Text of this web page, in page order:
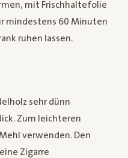
mit Frischhaltefolie
mindestens 60 Minuten
ruhen lassen.
sehr dünn
Zum leichteren
verwenden. Den
Zigarre